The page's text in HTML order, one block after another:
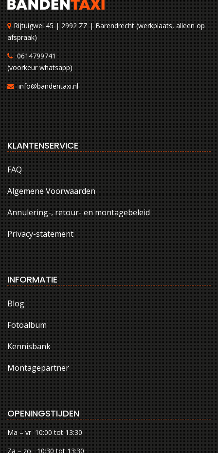
Rijtuigwei 45 | 2992 ZZ | Barendrecht (werkplaats, alleen op
afspraak)
0614799741
(voorkeur whatsapp)
info@bandentaxi.nl
KLANTENSERVICE
FAQ
Algemene Voorwaarden
Annulering-, retour- en montagebeleid
Privacy-statement
INFORMATIE
Blog
Fotoalbum
Kennisbank
Montagepartner
OPENINGSTIJDEN
Ma – vr 10:00 tot 13:30
Za – zo 10:30 tot 13:30